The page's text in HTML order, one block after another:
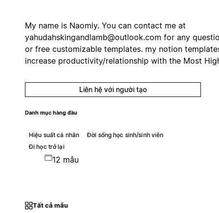
My name is Naomiy. You can contact me at
yahudahskingandlamb@outlook.com for any
or free customizable templates. my notion
increase productivity/relationship with the Most
Liên hệ với người tạo
Danh mục hàng đầu
Hiệu suất cá nhân
Đời sống học sinh/sinh viên
Đi học trở lại
12 mẫu
Tất cả mẫu